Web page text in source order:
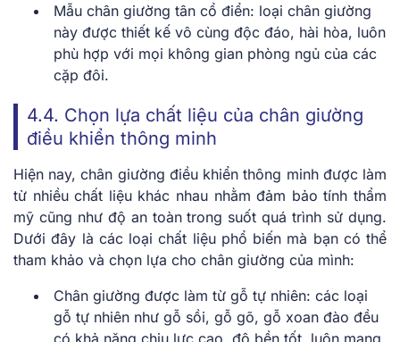
Mẫu chân giường tân cổ điển: loại chân giường
này được thiết kế vô cùng độc đáo, hài hòa, luôn
phù hợp với mọi không gian phòng ngủ của các
cặp đôi.
4.4. Chọn lựa chất liệu của chân giường
điều khiển thông minh
Hiện nay, chân giường điều khiển thông minh được làm
từ nhiều chất liệu khác nhau nhằm đảm bảo tính thẩm
mỹ cũng như độ an toàn trong suốt quá trình sử dụng.
Dưới đây là các loại chất liệu phổ biến mà bạn có thể
tham khảo và chọn lựa cho chân giường của mình:
Chân giường được làm từ gỗ tự nhiên: các loại
gỗ tự nhiên như gỗ sồi, gỗ gõ, gỗ xoan đào đều